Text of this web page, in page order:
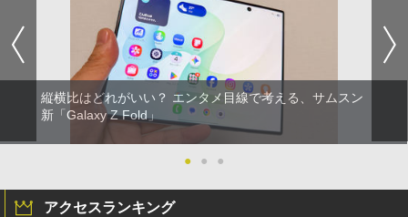
縦横比はどれがいい？ エンタメ目線で考える、サムスン
新「Galaxy Z Fold」
● ● ●
アクセスランキング